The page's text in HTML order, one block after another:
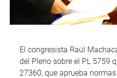
El congresista Raúl
del Pleno sobre el PL 5759
27360, que aprueba